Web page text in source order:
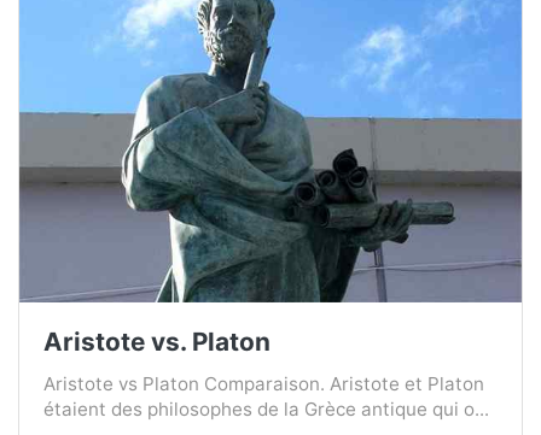
Aristote vs. Platon
Aristote vs Platon Comparaison. Aristote et Platon
étaient des philosophes de la Grèce antique qui o...